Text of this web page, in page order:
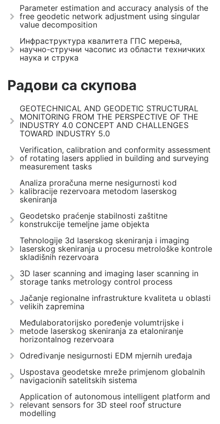
Parameter estimation and accuracy analysis of the
free geodetic network adjustment using singular
value decomposition
Инфраструктура квалитета ГПС мерења,
научно-стручни часопис из области техничких
наука и струка
Радови са скупова
GEOTECHNICAL AND GEODETIC STRUCTURAL
MONITORING FROM THE PERSPECTIVE OF THE
INDUSTRY 4.0 CONCEPT AND CHALLENGES
TOWARD INDUSTRY 5.0
Verification, calibration and conformity assessment
of rotating lasers applied in building and surveying
measurement tasks
Analiza proračuna merne nesigurnosti kod
kalibracije rezervoara metodom laserskog
skeniranja
Geodetsko praćenje stabilnosti zaštitne
konstrukcije temeljne jame objekta
Tehnologije 3d laserskog skeniranja i imaging
laserskog skeniranja u procesu metrološke kontrole
skladišnih rezervoara
3D laser scanning and imaging laser scanning in
storage tanks metrology control process
Jačanje regionalne infrastrukture kvaliteta u oblasti
velikih zapremina
Međulaboratorijsko poređenje volumtrijske i
metode laserskog skeniranja za etaloniranje
horizontalnog rezervoara
Određivanje nesigurnosti EDM mjernih uređaja
Uspostava geodetske mreže primjenom globalnih
navigacionih satelitskih sistema
Application of autonomous intelligent platform and
relevant sensors for 3D steel roof structure
modelling